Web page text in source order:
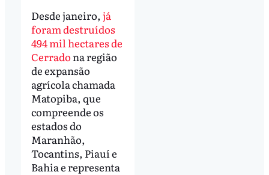
Desde janeiro, já
foram destruídos
494 mil hectares de
Cerrado na região
de expansão
agrícola chamada
Matopiba, que
compreende os
estados do
Maranhão,
Tocantins, Piauí e
Bahia e representa